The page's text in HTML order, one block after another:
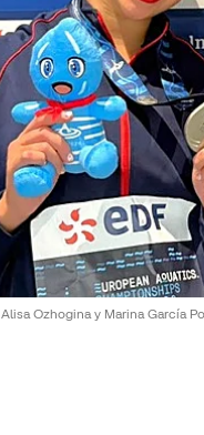
Alisa Ozhogina y Marina García